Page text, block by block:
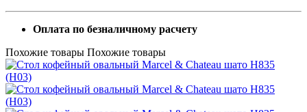
Оплата по безналичному расчету
Похожие товары Похожие товары